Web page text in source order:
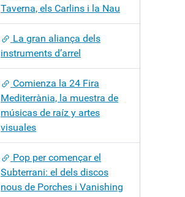
Taverna, els Carlins i la Nau
La gran aliança dels
instruments d’arrel
Comienza la 24 Fira
Mediterrània, la muestra de
músicas de raíz y artes
visuales
Pop per començar el
Subterrani: el dels discos
nous de Porches i Vanishing